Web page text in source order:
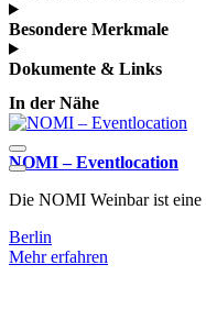
Besondere Merkmale
Dokumente & Links
In der Nähe
NOMI – Eventlocation
Die NOMI Weinbar ist
Berlin
Mehr erfahren